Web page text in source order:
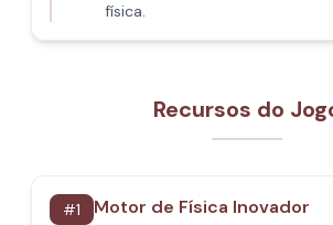
física.
Recursos do
#1 Motor de Física Inovador